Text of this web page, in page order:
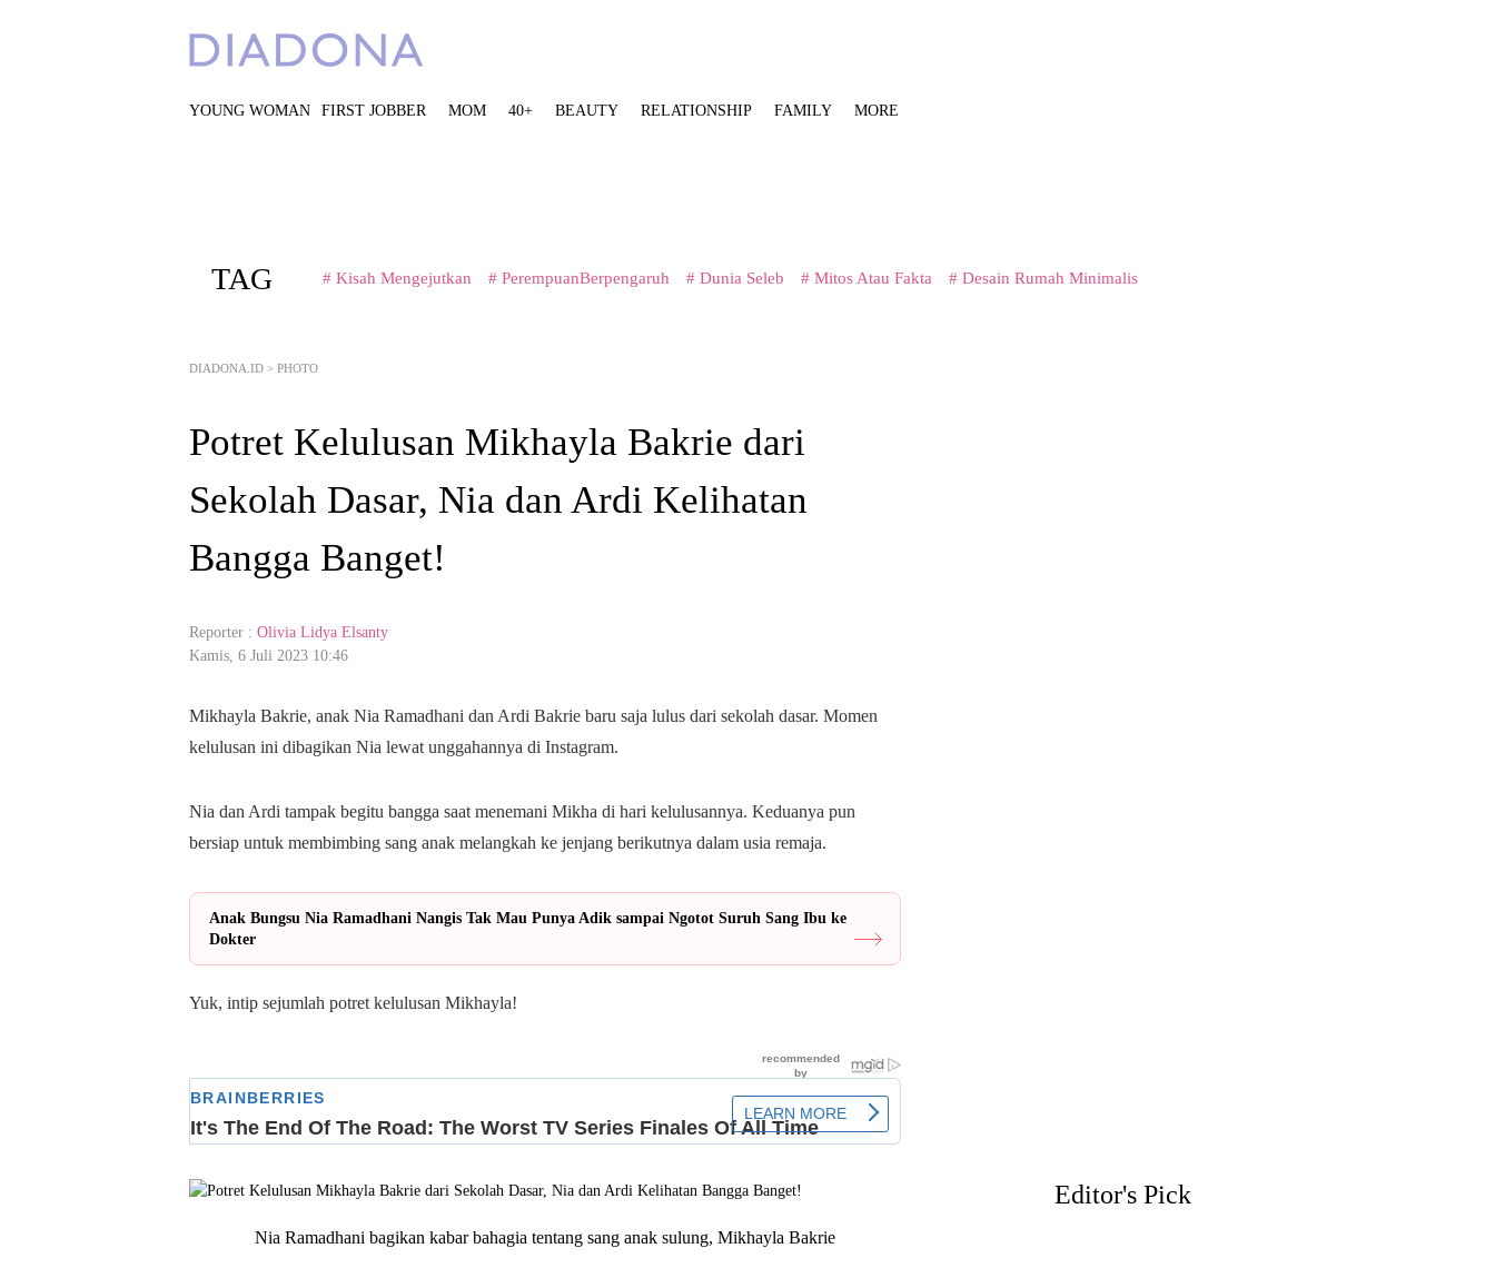
YOUNG WOMAN FIRST JOBBER MOM 40+ BEAUTY RELATIONSHIP FAMILY MORE
TAG # Kisah Mengejutkan # PerempuanBerpengaruh # Dunia Seleb # Mitos Atau Fakta # Desain Rumah Minimalis
DIADONA.ID > PHOTO
Potret Kelulusan Mikhayla Bakrie dari
Sekolah Dasar, Nia dan Ardi Kelihatan
Bangga Banget!
Reporter : Olivia Lidya Elsanty
Kamis, 6 Juli 2023 10:46
Mikhayla Bakrie, anak Nia Ramadhani dan Ardi Bakrie baru saja lulus dari sekolah dasar. Momen
kelulusan ini dibagikan Nia lewat unggahannya di Instagram.
Nia dan Ardi tampak begitu bangga saat menemani Mikha di hari kelulusannya. Keduanya pun
bersiap untuk membimbing sang anak melangkah ke jenjang berikutnya dalam usia remaja.
Anak Bungsu Nia Ramadhani Nangis Tak Mau Punya Adik sampai Ngotot Suruh Sang Ibu ke
Dokter
Yuk, intip sejumlah potret kelulusan Mikhayla!
Nia Ramadhani bagikan kabar bahagia tentang sang anak sulung, Mikhayla Bakrie
Editor's Pick